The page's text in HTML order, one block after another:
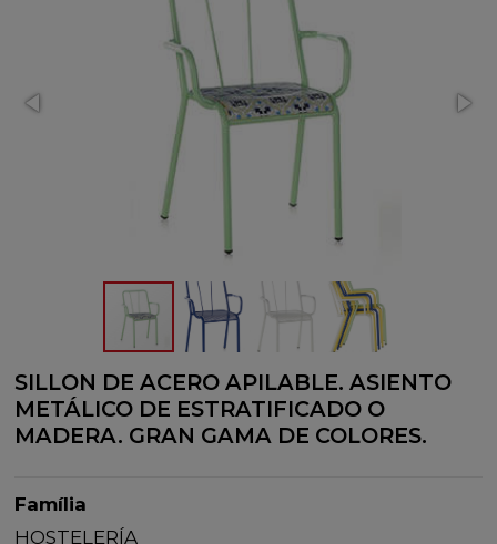
SILLON DE ACERO APILABLE. ASIENTO
METÁLICO DE ESTRATIFICADO O
MADERA. GRAN GAMA DE COLORES.
Família
HOSTELERÍA